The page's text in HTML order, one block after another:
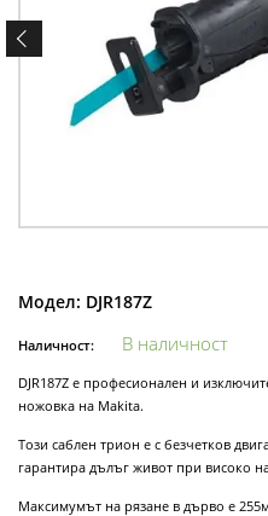
Модел: DJR187Z
Наличност: В наличност
DJR187Z е професионален и
ножовка на Makita.
Този саблен трион е с безчетков
гарантира дълъг живот при високо
Максимумът на рязане в дърво е